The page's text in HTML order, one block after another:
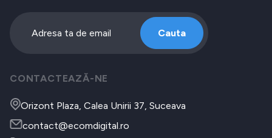
Cauta
CONTACTEAZĂ-NE
Orizont Plaza, Calea Unirii 37, Suceava
contact@ecomdigital.ro